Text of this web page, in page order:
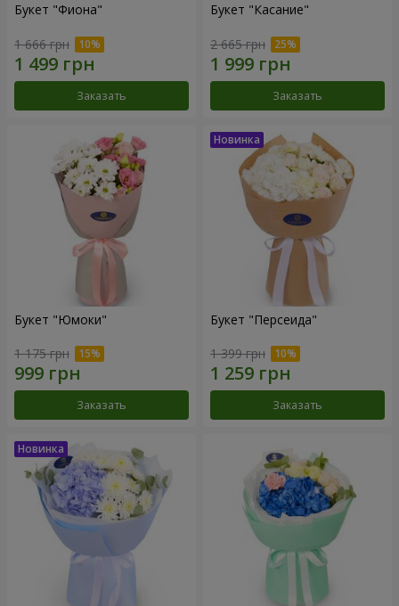
Букет "Фиона"
1 666 грн
Заказать
Букет "Касание"
2 665 грн
Заказать
Букет "Юмоки"
1 175 грн
Заказать
Букет "Персеида"
1 399 грн
Заказать